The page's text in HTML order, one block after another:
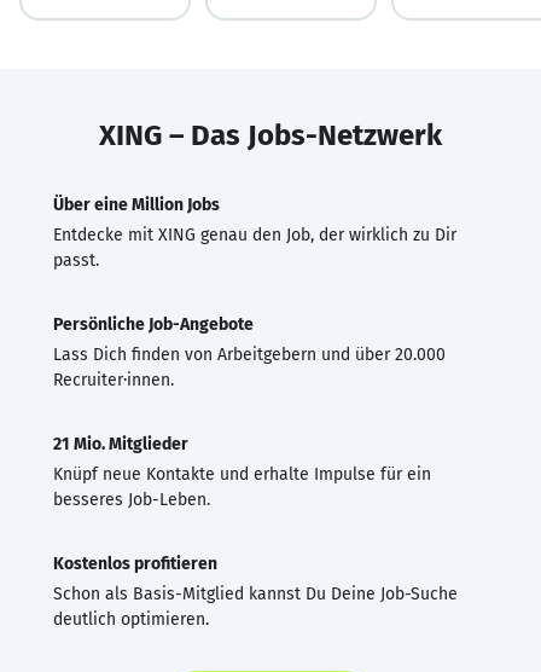
XING – Das Jobs-Netzwerk
Über eine Million Jobs
Entdecke mit XING genau den Job, der wirklich zu Dir
passt.
Persönliche Job-Angebote
Lass Dich finden von Arbeitgebern und über 20.000
Recruiter·innen.
21 Mio. Mitglieder
Knüpf neue Kontakte und erhalte Impulse für ein
besseres Job-Leben.
Kostenlos profitieren
Schon als Basis-Mitglied kannst Du Deine Job-Suche
deutlich optimieren.